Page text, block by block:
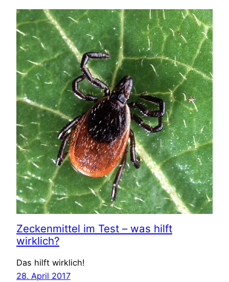
Zeckenmittel im Test – was hilft
wirklich?
Das hilft wirklich!
28. April 2017